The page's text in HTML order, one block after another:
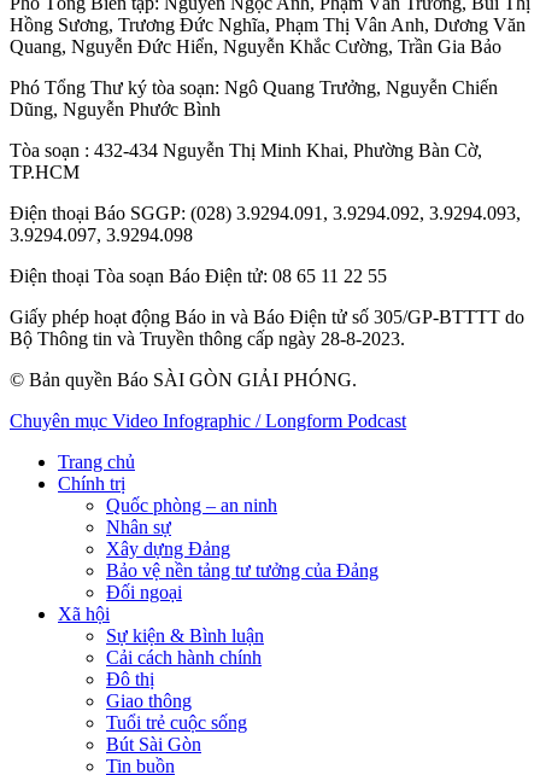
Hồng Sương, Trương Đức Nghĩa, Phạm Thị Vân Anh, Dương Văn
Quang, Nguyễn Đức Hiển, Nguyễn Khắc Cường, Trần Gia Bảo
Phó Tổng Thư ký tòa soạn: Ngô Quang Trưởng, Nguyễn Chiến
Dũng, Nguyễn Phước Bình
Tòa soạn : 432-434 Nguyễn Thị Minh Khai, Phường Bàn Cờ,
TP.HCM
Điện thoại Báo SGGP: (028) 3.9294.091, 3.9294.092, 3.9294.093,
3.9294.097, 3.9294.098
Điện thoại Tòa soạn Báo Điện tử: 08 65 11 22 55
Giấy phép hoạt động Báo in và Báo Điện tử số 305/GP-BTTTT do
Bộ Thông tin và Truyền thông cấp ngày 28-8-2023.
© Bản quyền Báo SÀI GÒN GIẢI PHÓNG.
Chuyên mục Video Infographic / Longform Podcast
Trang chủ
Chính trị
Quốc phòng – an ninh
Nhân sự
Xây dựng Đảng
Bảo vệ nền tảng tư tưởng của Đảng
Đối ngoại
Xã hội
Sự kiện & Bình luận
Cải cách hành chính
Đô thị
Giao thông
Tuổi trẻ cuộc sống
Bút Sài Gòn
Tin buồn